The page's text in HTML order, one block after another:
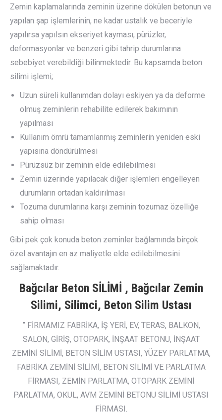
Zemin kaplamalarında zeminin üzerine dökülen betonun ve
yapılan şap işlemlerinin, ne kadar ustalık ve beceriyle
yapılırsa yapılsın ekseriyet kayması, pürüzler,
deformasyonlar ve benzeri gibi tahrip durumlarına
sebebiyet verebildiği bilinmektedir. Bu kapsamda beton
silimi işlemi;
Uzun süreli kullanımdan dolayı eskiyen ya da deforme
olmuş zeminlerin rehabilite edilerek bakımının
yapılması
Kullanım ömrü tamamlanmış zeminlerin yeniden eski
yapısına döndürülmesi
Pürüzsüz bir zeminin elde edilebilmesi
Zemin üzerinde yapılacak diğer işlemleri engelleyen
durumların ortadan kaldırılması
Tozuma durumlarına karşı zeminin tozumaz özelliğe
sahip olması
Gibi pek çok konuda beton zeminler bağlamında birçok
özel avantajın en az maliyetle elde edilebilmesini
sağlamaktadır.
Bağcılar Beton SİLİMİ , Bağcılar Zemin
Silimi, Silimci, Beton Silim Ustası
” FİRMAMIZ FABRİKA, İŞ YERİ, EV, TERAS, BALKON,
SALON, GİRİŞ, OTOPARK, İNŞAAT BETONU, İNŞAAT
ZEMİNİ SİLİMİ, BETON SİLİM USTASI, YÜZEY PARLATMA,
FABRİKA ZEMİNİ SİLİMİ, BETON SİLİMİ VE PARLATMA
FİRMASI, ZEMİN PARLATMA, OTOPARK ZEMİNİ
PARLATMA, OKUL, AVM ZEMİNİ BETONU SİLİMİ USTASI
FİRMASI.